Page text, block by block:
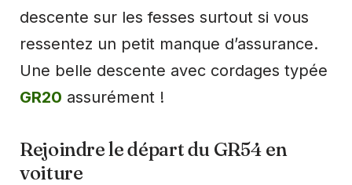
descente sur les fesses surtout si vous
ressentez un petit manque d’assurance.
Une belle descente avec cordages typée
GR20 assurément !
Rejoindre le départ du GR54 en
voiture